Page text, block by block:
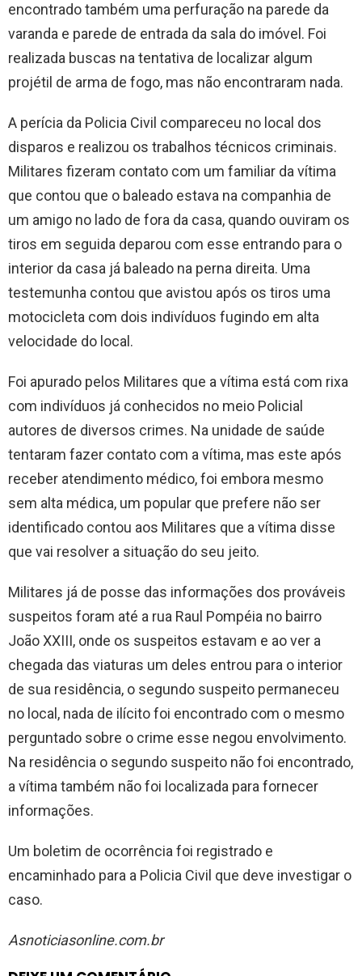
encontrado também uma perfuração na parede da
varanda e parede de entrada da sala do imóvel. Foi
realizada buscas na tentativa de localizar algum
projétil de arma de fogo, mas não encontraram nada.
A perícia da Policia Civil compareceu no local dos
disparos e realizou os trabalhos técnicos criminais.
Militares fizeram contato com um familiar da vítima
que contou que o baleado estava na companhia de
um amigo no lado de fora da casa, quando ouviram os
tiros em seguida deparou com esse entrando para o
interior da casa já baleado na perna direita. Uma
testemunha contou que avistou após os tiros uma
motocicleta com dois indivíduos fugindo em alta
velocidade do local.
Foi apurado pelos Militares que a vítima está com rixa
com indivíduos já conhecidos no meio Policial
autores de diversos crimes. Na unidade de saúde
tentaram fazer contato com a vítima, mas este após
receber atendimento médico, foi embora mesmo
sem alta médica, um popular que prefere não ser
identificado contou aos Militares que a vítima disse
que vai resolver a situação do seu jeito.
Militares já de posse das informações dos prováveis
suspeitos foram até a rua Raul Pompéia no bairro
João XXIII, onde os suspeitos estavam e ao ver a
chegada das viaturas um deles entrou para o interior
de sua residência, o segundo suspeito permaneceu
no local, nada de ilícito foi encontrado com o mesmo
perguntado sobre o crime esse negou envolvimento.
Na residência o segundo suspeito não foi encontrado,
a vítima também não foi localizada para fornecer
informações.
Um boletim de ocorrência foi registrado e
encaminhado para a Policia Civil que deve investigar o
caso.
Asnoticiasonline.com.br